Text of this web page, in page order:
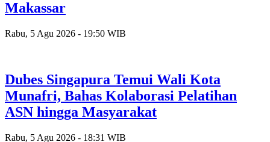
Makassar
Rabu, 5 Agu 2026 - 19:50 WIB
Dubes Singapura Temui Wali Kota
Munafri, Bahas Kolaborasi Pelatihan
ASN hingga Masyarakat
Rabu, 5 Agu 2026 - 18:31 WIB